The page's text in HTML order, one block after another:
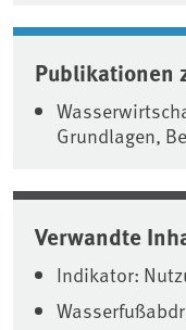
Publikationen
Grundlagen,
Verwandte
Indikator: